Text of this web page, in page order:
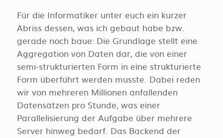
Für die Informatiker unter euch ein kurzer
Abriss dessen, was ich gebaut habe bzw.
gerade noch baue: Die Grundlage stellt eine
Aggregation von Daten dar, die von einer
semi-strukturierten Form in eine strukturierte
Form überführt werden musste. Dabei reden
wir von mehreren Millionen anfallenden
Datensätzen pro Stunde, was einer
Parallelisierung der Aufgabe über mehrere
Server hinweg bedarf. Das Backend der